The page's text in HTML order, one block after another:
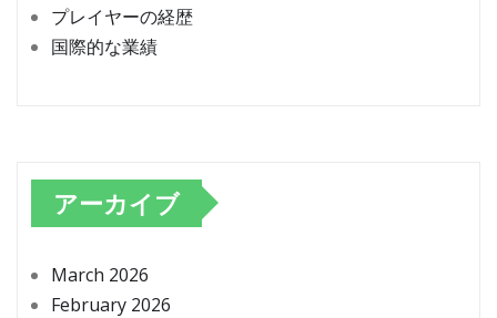
プレイヤーの経歴
国際的な業績
アーカイブ
March 2026
February 2026